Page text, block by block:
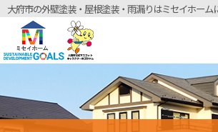
大府市の外壁塗装・屋根塗装・雨漏りはミセイホーム